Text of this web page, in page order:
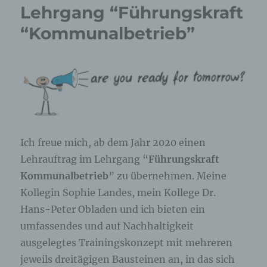
Lehrgang “Führungskraft
“Kommunalbetrieb”
Ich freue mich, ab dem Jahr 2020 einen
Lehrauftrag im Lehrgang “Führungskraft
Kommunalbetrieb” zu übernehmen. Meine
Kollegin Sophie Landes, mein Kollege Dr.
Hans-Peter Obladen und ich bieten ein
umfassendes und auf Nachhaltigkeit
ausgelegtes Trainingskonzept mit mehreren
jeweils dreitägigen Bausteinen an, in das sich
Computersystem abgelegt und gespeichert
werden. Sie können die Verwendung von Cookies,
LocalStorage und SessionStorage durch
Zahlreiche Internetseiten und Server verwenden
Cookies. Viele Cookies enthalten eine sogenannte
Cookie-ID. Eine Cookie-ID ist eine eindeutige
Server dem konkreten Internetbrowser zugeordnet
werden können, in dem das Cookie gespeichert
wurde. Dies ermöglicht es den besuchten
Internetseiten und Servern, den individuellen
Browser der betroffenen Person von anderen
Internetbrowsern, die andere Cookies enthalten,
zu unterscheiden. Ein bestimmter Internetbrowser
kann über die eindeutige Cookie-ID wiedererkannt
und identifiziert werden.